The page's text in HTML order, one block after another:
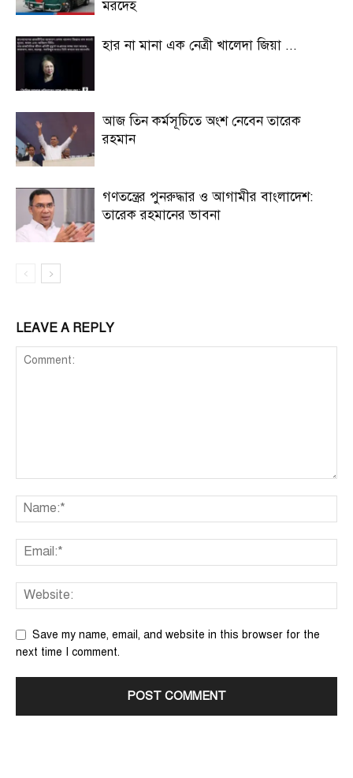
মরদেহ
হার না মানা এক নেত্রী খালেদা জিয়া ...
আজ তিন কর্মসূচিতে অংশ নেবেন তারেক
রহমান
গণতন্ত্রের পুনরুদ্ধার ও আগামীর বাংলাদেশ:
তারেক রহমানের ভাবনা
LEAVE A REPLY
Save my name, email, and website in this browser for the
next time I comment.